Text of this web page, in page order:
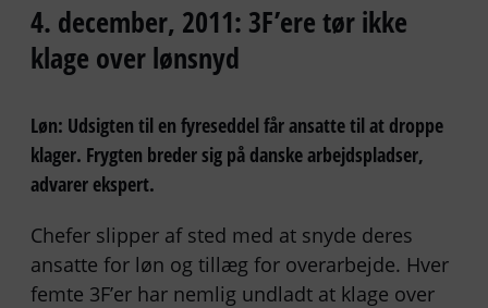
4. december, 2011: 3F’ere tør ikke
klage over lønsnyd
Løn: Udsigten til en fyreseddel får ansatte til at droppe
klager. Frygten breder sig på danske arbejdspladser,
advarer ekspert.
Chefer slipper af sted med at snyde deres
ansatte for løn og tillæg for overarbejde. Hver
femte 3F’er har nemlig undladt at klage over